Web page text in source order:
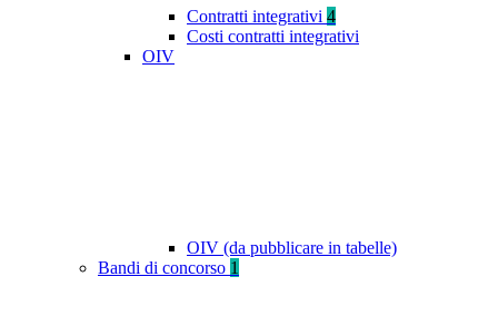
Contratti integrativi 4
Costi contratti integrativi
OIV
OIV (da pubblicare in tabelle)
Bandi di concorso 1